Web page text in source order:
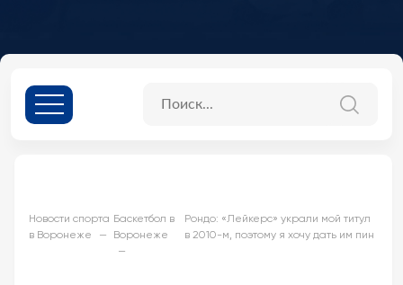
Новости спорта
в Воронеже
Баскетбол в
Воронеже
Рондо: «Лейкерс» украли мой титул
в 2010-м, поэтому я хочу дать им пин